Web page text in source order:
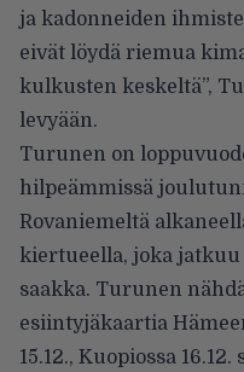
ja kadonneiden
eivät löydä riemua
kulkusten keskeltä”,
levyään.
Turunen on
hilpeämmissä
Rovaniemeltä
kiertueella, joka
saakka. Turunen
esiintyjäkaartia
15.12., Kuopiossa